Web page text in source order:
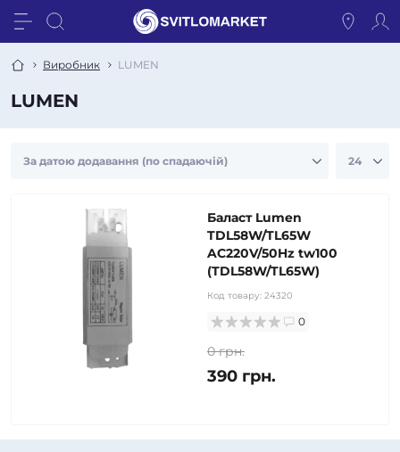
Виробник LUMEN
LUMEN
Баласт Lumen
TDL58W/TL65W
AC220V/50Hz tw100
(TDL58W/TL65W)
Код товару: 24320
0
0 грн.
390 грн.